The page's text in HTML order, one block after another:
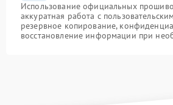
Использование официальных
аккуратная работа с
резервное копирование,
восстановление информации при